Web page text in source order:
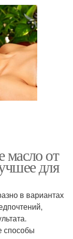
масло от
для
в вариантах
способы